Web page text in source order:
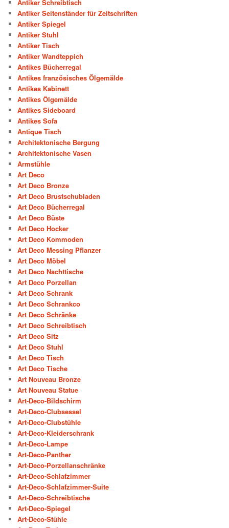
Antiker Schreibtisch
Antiker Seitenständer für Zeitschriften
Antiker Spiegel
Antiker Stuhl
Antiker Tisch
Antiker Wandteppich
Antikes Bücherregal
Antikes französisches Ölgemälde
Antikes Kabinett
Antikes Ölgemälde
Antikes Sideboard
Antikes Sofa
Antique Tisch
Architektonische Bergung
Architektonische Vasen
Armstühle
Art Deco
Art Deco Bronze
Art Deco Brustschubladen
Art Deco Bücherregal
Art Deco Büste
Art Deco Hocker
Art Deco Kommoden
Art Deco Messing Pflanzer
Art Deco Möbel
Art Deco Nachttische
Art Deco Porzellan
Art Deco Schrank
Art Deco Schrankco
Art Deco Schränke
Art Deco Schreibtisch
Art Deco Sitz
Art Deco Stuhl
Art Deco Tisch
Art Deco Tische
Art Nouveau Bronze
Art Nouveau Statue
Art-Deco-Bildschirm
Art-Deco-Clubsessel
Art-Deco-Clubstühle
Art-Deco-Kleiderschrank
Art-Deco-Lampe
Art-Deco-Panther
Art-Deco-Porzellanschränke
Art-Deco-Schlafzimmer
Art-Deco-Schlafzimmer-Suite
Art-Deco-Schreibtische
Art-Deco-Spiegel
Art-Deco-Stühle